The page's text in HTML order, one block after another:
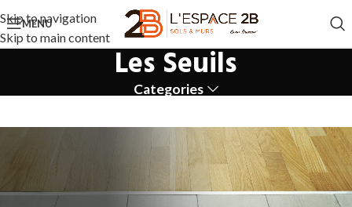
Skip to navigation
Skip to main content
MENU
Les Seuils
Categories